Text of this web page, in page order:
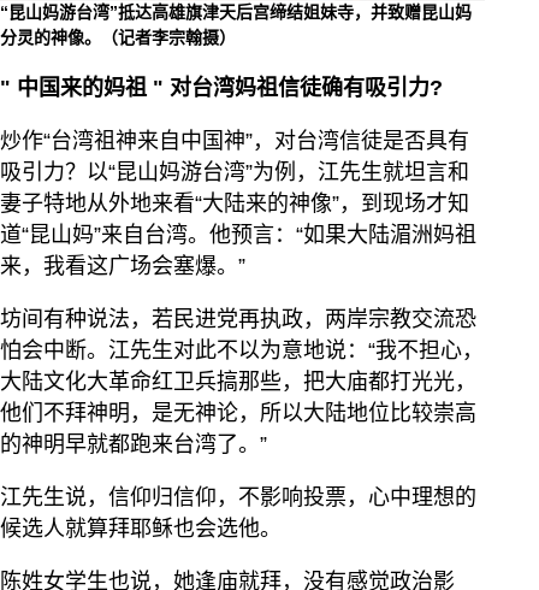
“昆山妈游台湾”抵达高雄旗津天后宫缔结姐妹寺，并致赠昆山妈
分灵的神像。（记者李宗翰摄）
" 中国来的妈祖 " 对台湾妈祖信徒确有吸引力?
炒作“台湾祖神来自中国神”，对台湾信徒是否具有
吸引力？以“昆山妈游台湾”为例，江先生就坦言和
妻子特地从外地来看“大陆来的神像”，到现场才知
道“昆山妈”来自台湾。他预言：“如果大陆湄洲妈祖
来，我看这广场会塞爆。”
坊间有种说法，若民进党再执政，两岸宗教交流恐
怕会中断。江先生对此不以为意地说：“我不担心，
大陆文化大革命红卫兵搞那些，把大庙都打光光，
他们不拜神明，是无神论，所以大陆地位比较崇高
的神明早就都跑来台湾了。”
江先生说，信仰归信仰，不影响投票，心中理想的
候选人就算拜耶稣也会选他。
陈姓女学生也说，她逢庙就拜，没有感觉政治影